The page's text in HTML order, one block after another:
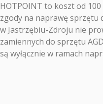
HOTPOINT to koszt od
zgody na naprawę sprzętu
w Jastrzębiu-Zdroju nie
zamiennych do sprzętu
są wyłącznie w ramach